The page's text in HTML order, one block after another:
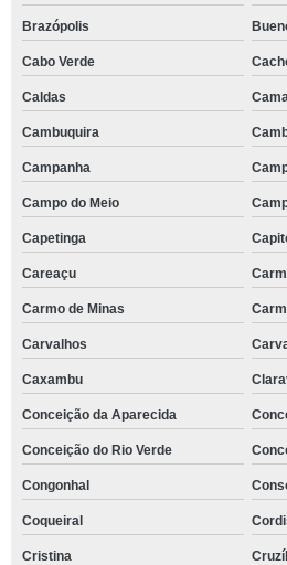
Brazópolis
Cabo Verde
Caldas
Cambuquira
Campanha
Campo do Meio
Capetinga
Careaçu
Carmo de Minas
Carvalhos
Caxambu
Conceição da Aparecida
Conceição do Rio Verde
Congonhal
Coqueiral
Cristina